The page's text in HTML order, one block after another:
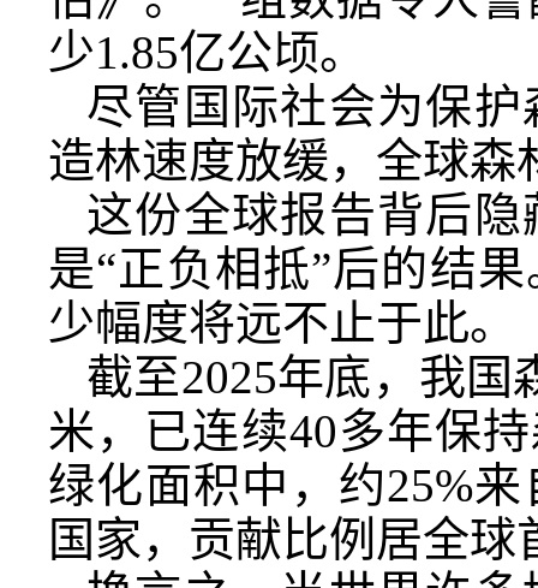
少1.85亿公顷。
尽管国际社会为保
造林速度放缓，全球森
这份全球报告背后
是“正负相抵”后的结
少幅度将远不止于此。
截至2025年底，我国
米，已连续40多年保
绿化面积中，约25%
国家，贡献比例居全球